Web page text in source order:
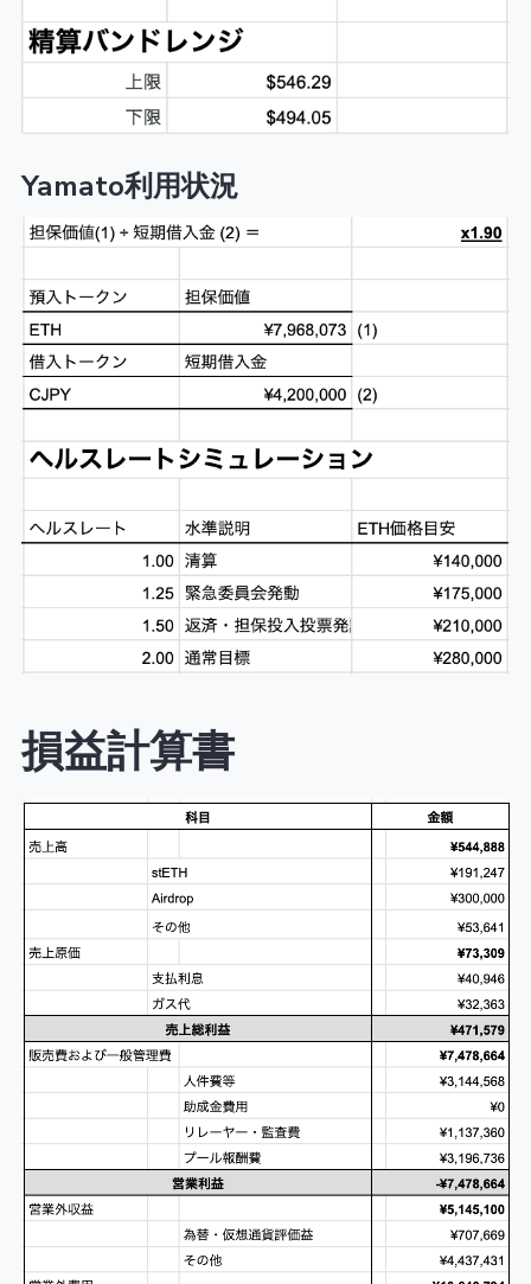
Yamato利用状況
損益計算書